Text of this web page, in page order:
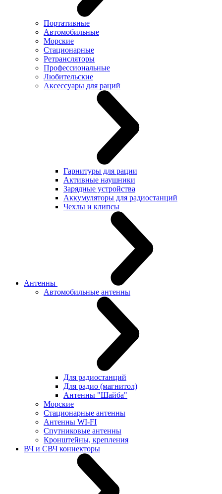
Портативные
Автомобильные
Морские
Стационарные
Ретрансляторы
Профессиональные
Любительские
Аксессуары для раций
Гарнитуры для рации
Активные наушники
Зарядные устройства
Аккумуляторы для радиостанций
Чехлы и клипсы
Антенны
Автомобильные антенны
Для радиостанций
Для радио (магнитол)
Антенны "Шайба"
Морские
Стационарные антенны
Антенны WI-FI
Cпутниковые антенны
Кронштейны, крепления
ВЧ и СВЧ коннекторы